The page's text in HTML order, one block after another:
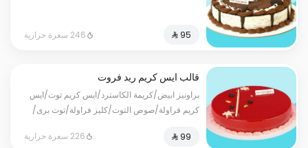
246 سعرة حرارية
قالب ايس كريم ريد فروت
براونيز ابيض/كريمة الكاسترد/ايس كريم توت/ايس
كريم فراولة/صوص التوت/كليز فراولة/توت برى/
226 سعرة حرارية